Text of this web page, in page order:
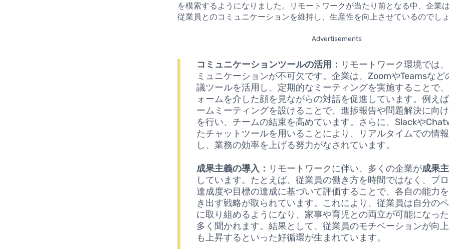
を模索するようになりました。リモートワークが当たり前となる中、企業
従業員とのコミュニケーションを維持し、生産性を向上させているのでしょ
Advertisements
コミュニケーションツールの活用： リモートワーク環境では
ミュニケーションが不可欠です。企業は、ZoomやTeamsなど
議ツールを活用し、定期的なミーティングを実施することで
ォームを介した顔を見ながらの対話を促進しています。例え
ームミーティングを設けることで、進捗報告や問題解決に向
を行い、チームの結束を高めています。さらに、Slackや
たチャットツールを用いることにより、リアルタイムでの情
し、業務の効率を上げる努力がなされています。
成果主義の導入： リモートワークに伴い、多くの企業が成果
しています。たとえば、従業員の働き方を時間ではなく、プ
達成度や目標の達成に基づいて評価することで、各自の能力
き出す戦略が取られています。これにより、従業員は自分の
に取り組めるようになり、家事や育児との両立が可能になっ
多く聞かれます。結果として、従業員のモチベーションが向
も上昇するといった好循環が生まれています。